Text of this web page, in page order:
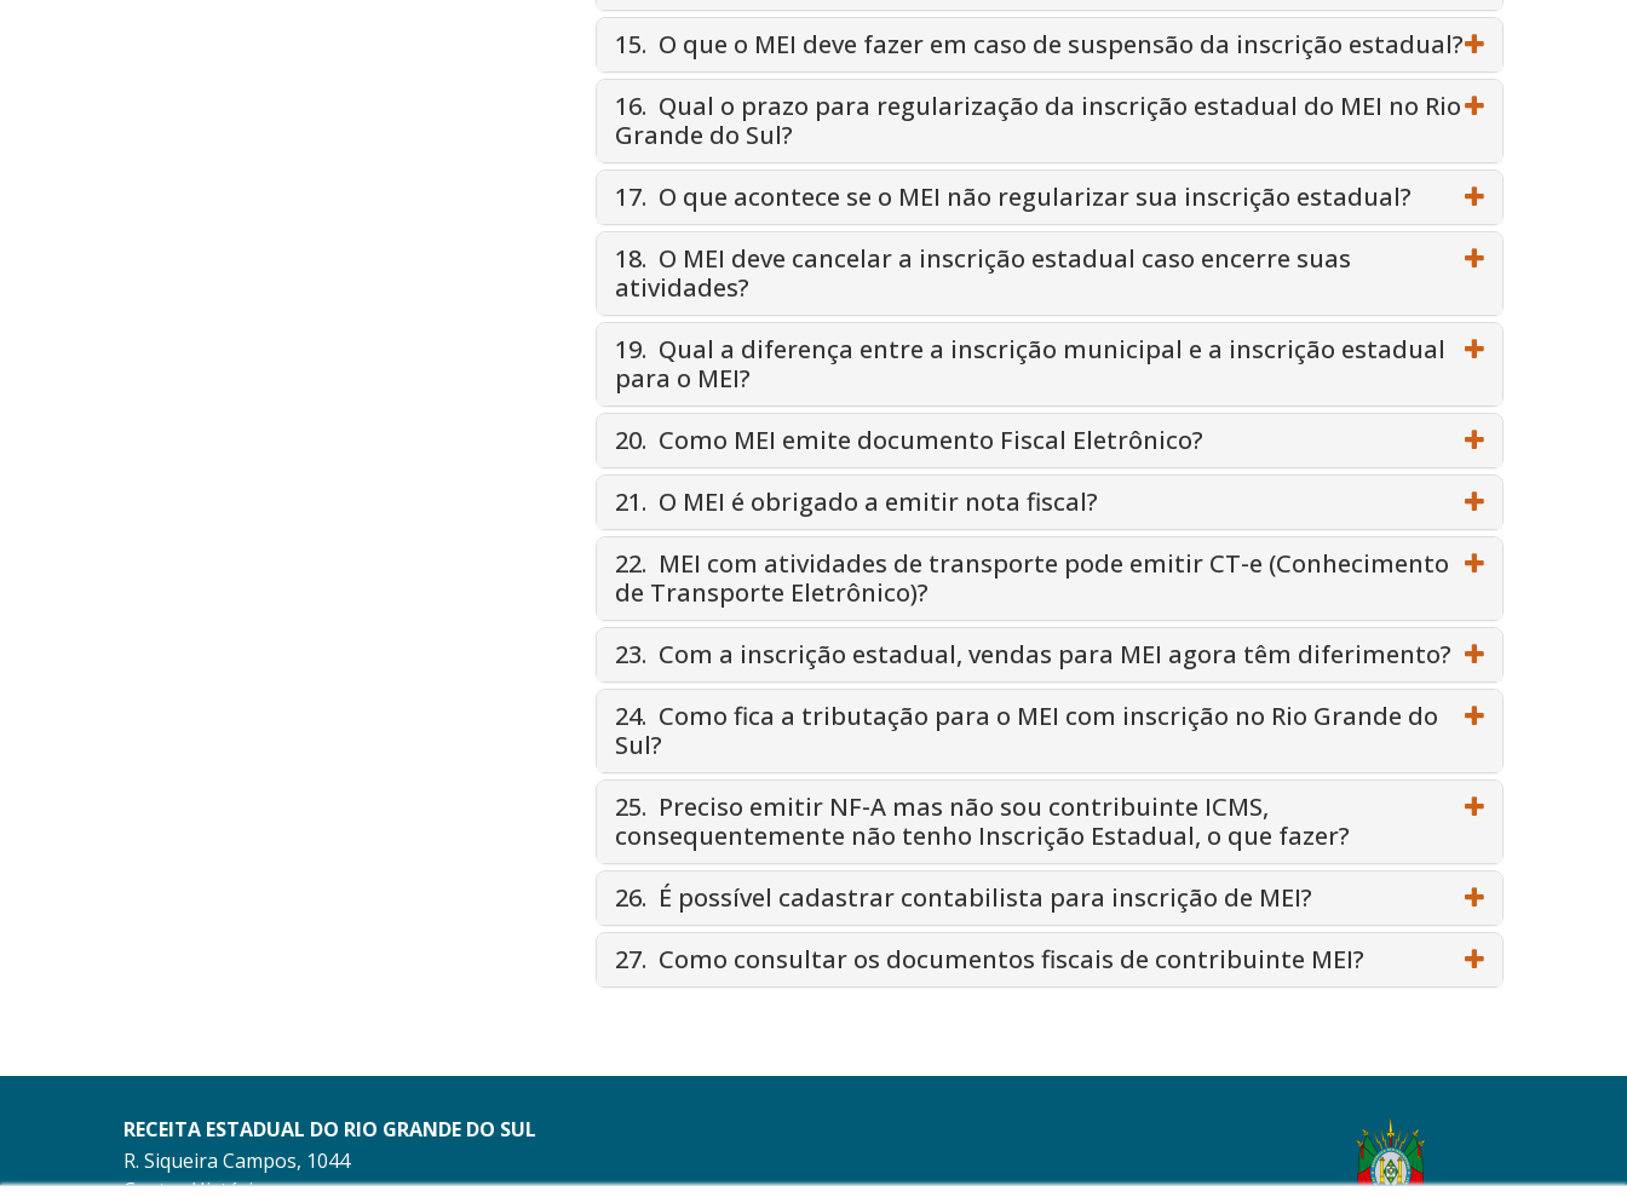
15. O que o MEI deve fazer em caso de suspensão da inscrição estadual?
16. Qual o prazo para regularização da inscrição estadual do MEI no Rio
Grande do Sul?
17. O que acontece se o MEI não regularizar sua inscrição estadual?
18. O MEI deve cancelar a inscrição estadual caso encerre suas
atividades?
19. Qual a diferença entre a inscrição municipal e a inscrição estadual
para o MEI?
20. Como MEI emite documento Fiscal Eletrônico?
21. O MEI é obrigado a emitir nota fiscal?
22. MEI com atividades de transporte pode emitir CT-e (Conhecimento
de Transporte Eletrônico)?
23. Com a inscrição estadual, vendas para MEI agora têm diferimento?
24. Como fica a tributação para o MEI com inscrição no Rio Grande do
Sul?
25. Preciso emitir NF-A mas não sou contribuinte ICMS,
consequentemente não tenho Inscrição Estadual, o que fazer?
26. É possível cadastrar contabilista para inscrição de MEI?
27. Como consultar os documentos fiscais de contribuinte MEI?
RECEITA ESTADUAL DO RIO GRANDE DO SUL
R. Siqueira Campos, 1044
Centro Histórico